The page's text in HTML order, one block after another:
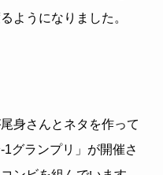
ようになりました。
身さんとネタを作って
グランプリ」が開催さ